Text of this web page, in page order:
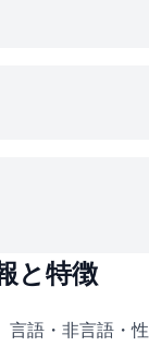
と特徴
言語・非言語・性